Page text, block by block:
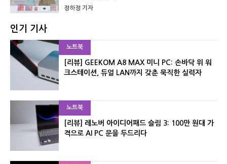
정하정 기자
인기 기사
노트북
[리뷰] GEEKOM A8 MAX 미니 PC: 손바닥 위 워
크스테이션, 듀얼 LAN까지 갖춘 묵직한 실력자
노트북
[리뷰] 레노버 아이디어패드 슬림 3: 100만 원대 가
격으로 AI PC 문을 두드리다